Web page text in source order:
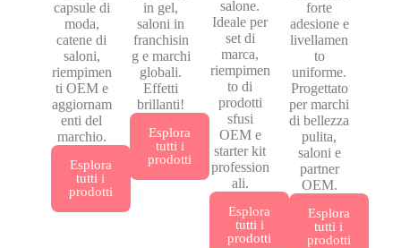
capsule di
moda,
catene di
saloni,
riempimen
ti OEM e
aggiornam
enti del
marchio.
Esplora
tutti i
prodotti
in gel,
saloni in
franchisin
g e marchi
globali.
Effetti
brillanti!
Esplora
tutti i
prodotti
salone.
Ideale per
set di
marca,
riempimen
to di
prodotti
sfusi
OEM e
starter kit
profession
ali.
Esplora
tutti i
prodotti
forte
adesione e
livellamen
to
uniforme.
Progettato
per marchi
di bellezza
pulita,
saloni e
partner
OEM.
Esplora
tutti i
prodotti